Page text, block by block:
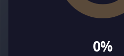
0%